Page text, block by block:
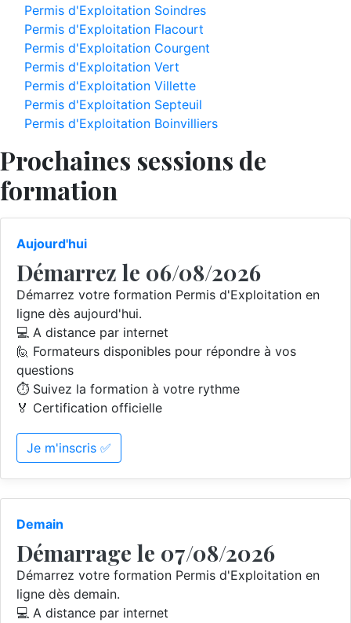
Permis d'Exploitation Soindres
Permis d'Exploitation Flacourt
Permis d'Exploitation Courgent
Permis d'Exploitation Vert
Permis d'Exploitation Villette
Permis d'Exploitation Septeuil
Permis d'Exploitation Boinvilliers
Prochaines sessions de
formation
Aujourd'hui
Démarrez le 06/08/2026
Démarrez votre formation Permis d'Exploitation en
ligne dès aujourd'hui.
💻 A distance par internet
🙋 Formateurs disponibles pour répondre à vos
questions
⏱️ Suivez la formation à votre rythme
🏅 Certification officielle
Je m'inscris ✅
Demain
Démarrage le 07/08/2026
Démarrez votre formation Permis d'Exploitation en
ligne dès demain.
💻 A distance par internet